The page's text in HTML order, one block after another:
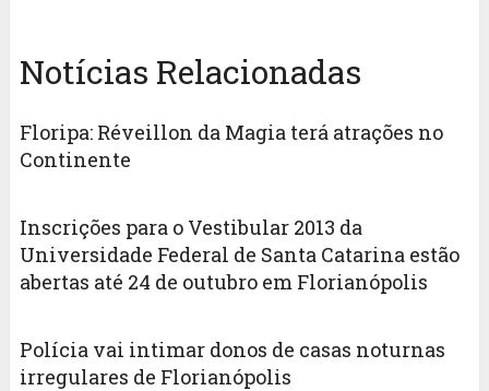
Notícias Relacionadas
Floripa: Réveillon da Magia terá atrações no
Continente
Inscrições para o Vestibular 2013 da
Universidade Federal de Santa Catarina estão
abertas até 24 de outubro em Florianópolis
Polícia vai intimar donos de casas noturnas
irregulares de Florianópolis